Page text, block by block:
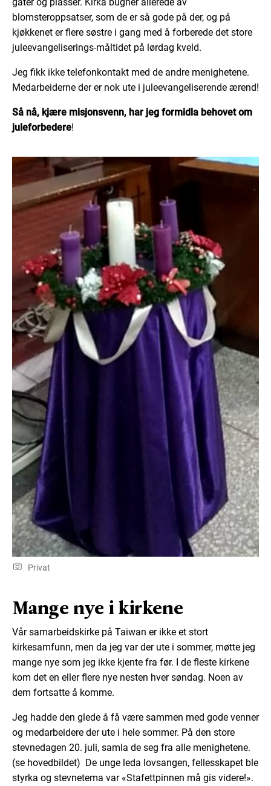
blomsteroppsatser, som de er så gode på der, og på
kjøkkenet er flere søstre i gang med å forberede det store
juleevangeliserings-måltidet på lørdag kveld.
Jeg fikk ikke telefonkontakt med de andre menighetene.
Medarbeiderne der er nok ute i juleevangeliserende ærend!
Så nå, kjære misjonsvenn, har jeg formidla behovet om
juleforbedere!
Privat
Mange nye i kirkene
Vår samarbeidskirke på Taiwan er ikke et stort
kirkesamfunn, men da jeg var der ute i sommer, møtte jeg
mange nye som jeg ikke kjente fra før. I de fleste kirkene
kom det en eller flere nye nesten hver søndag. Noen av
dem fortsatte å komme.
Jeg hadde den glede å få være sammen med gode venner
og medarbeidere der ute i hele sommer. På den store
stevnedagen 20. juli, samla de seg fra alle menighetene.
(se hovedbildet) De unge leda lovsangen, fellesskapet ble
styrka og stevnetema var «Stafettpinnen må gis videre!».